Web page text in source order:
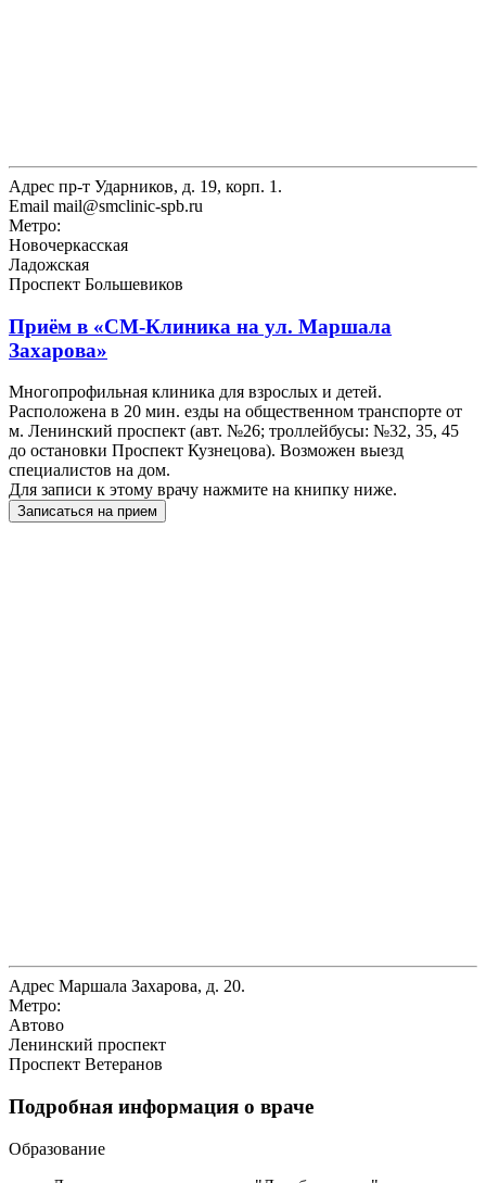
Адрес пр-т Ударников, д. 19, корп. 1.
Email mail@smclinic-spb.ru
Метро:
Новочеркасская
Ладожская
Проспект Большевиков
Приём в «СМ-Клиника на ул. Маршала
Захарова»
Многопрофильная клиника для взрослых и детей.
Расположена в 20 мин. езды на общественном транспорте от
м. Ленинский проспект (авт. №26; троллейбусы: №32, 35, 45
до остановки Проспект Кузнецова). Возможен выезд
специалистов на дом.
Для записи к этому врачу нажмите на книпку ниже.
Записаться на прием
Адрес Маршала Захарова, д. 20.
Метро:
Автово
Ленинский проспект
Проспект Ветеранов
Подробная информация о враче
Образование